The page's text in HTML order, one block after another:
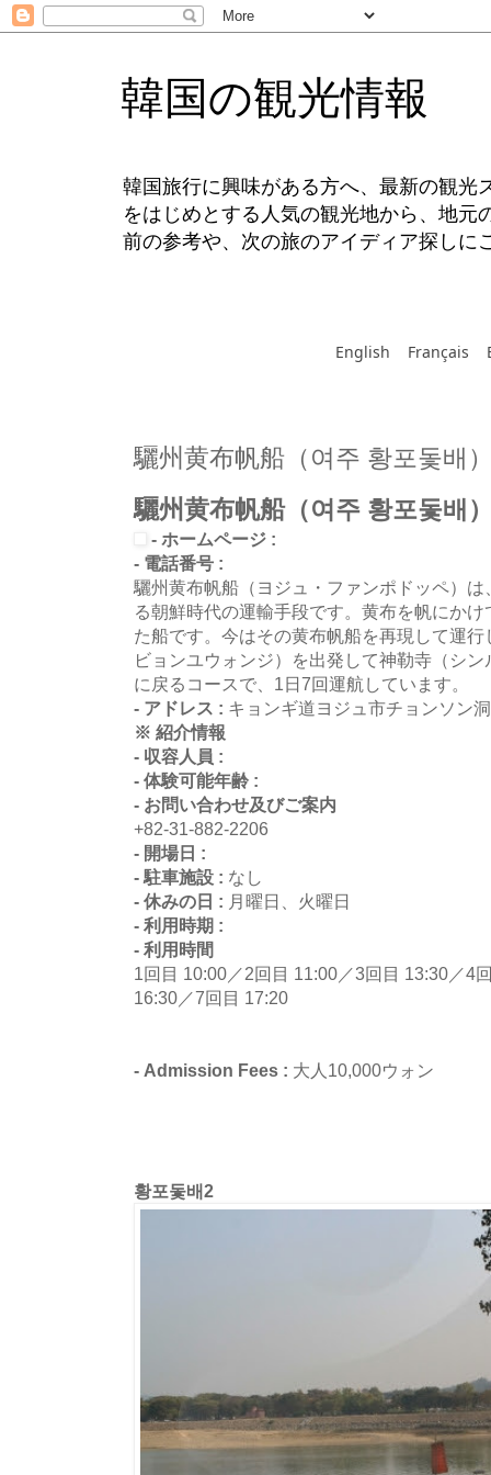
韓国の観光情報
韓国旅行に興味がある方へ、最新の観光
をはじめとする人気の観光地から、地
前の参考や、次の旅のアイディア探しに
English Français
驪州黄布帆船（여주 황포돛배
驪州黄布帆船（여주 황포돛배
- ホームページ :
- 電話番号 :
驪州黄布帆船（ヨジュ・ファンポドッペ）
る朝鮮時代の運輸手段です。黄布を帆にか
た船です。今はその黄布帆船を再現して運
ビョンユウォンジ）を出発して神勒寺（シ
に戻るコースで、1日7回運航しています。
- アドレス : キョンギ道ヨジュ市チョンソン洞
※ 紹介情報
- 収容人員 :
- 体験可能年齢 :
- お問い合わせ及びご案内
+82-31-882-2206
- 開場日 :
- 駐車施設 : なし
- 休みの日 : 月曜日、火曜日
- 利用時期 :
- 利用時間
1回目 10:00／2回目 11:00／3回目 13:30／4
16:30／7回目 17:20
- Admission Fees : 大人10,000ウォン
황포돛배2